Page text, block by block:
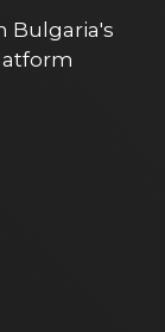
Bulgaria's